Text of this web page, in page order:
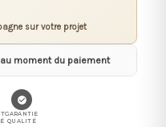
sur votre projet
moment du paiement
GARANTIE
QUALITÉ